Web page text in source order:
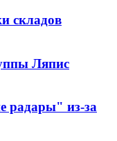
складов
Ляпис
радары" из-за